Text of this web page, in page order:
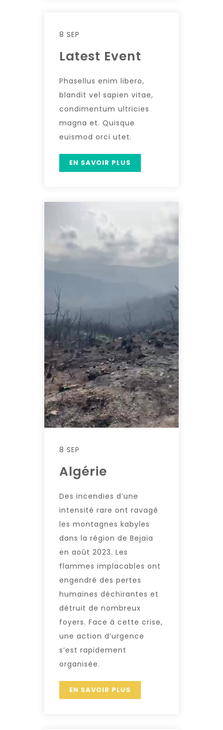
8 SEP
Latest Event
Phasellus enim libero,
blandit vel sapien vitae,
condimentum ultricies
magna et. Quisque
euismod orci utet.
EN SAVOIR PLUS
8 SEP
Algérie
Des incendies d’une
intensité rare ont ravagé
les montagnes kabyles
dans la région de Bejaia
en août 2023. Les
flammes implacables ont
engendré des pertes
humaines déchirantes et
détruit de nombreux
foyers. Face à cette crise,
une action d’urgence
s’est rapidement
organisée.
EN SAVOIR PLUS